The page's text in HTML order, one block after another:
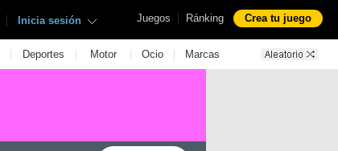
Juegos | Ránking Crea tu juego
| Inicia sesión
| Deportes | Motor | Ocio | Marcas